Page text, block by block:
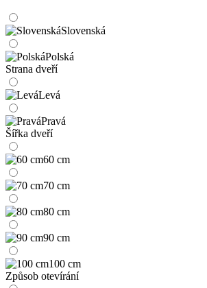
Slovenská
Polská
Strana dveří
Levá
Pravá
Šířka dveří
60 cm
70 cm
80 cm
90 cm
100 cm
Způsob otevírání